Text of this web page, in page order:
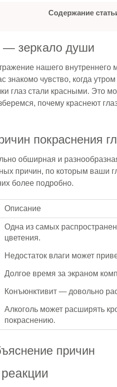
Содержание
— зеркало души
нашего внутреннего
знакомо чувство, когда
глаз стали красными. Это
почему краснеют
покраснения
обширная и
причин, по которым ваши
более подробно.
Описание
Одна из самых
цветения.
Недостаток влаги может
Долгое время за экраном
Конъюнктивит — довольно
Алкоголь может расширять
покраснению.
причин